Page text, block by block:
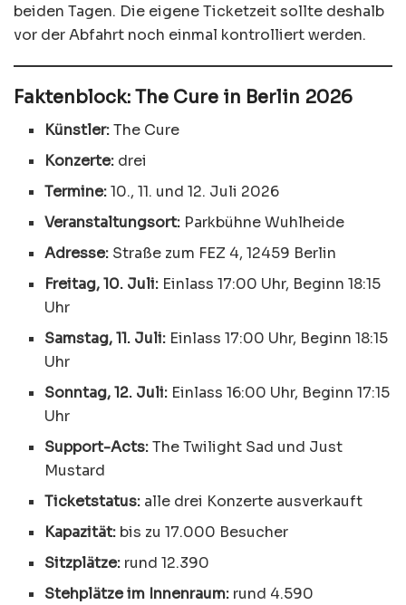
beiden Tagen. Die eigene Ticketzeit sollte deshalb
vor der Abfahrt noch einmal kontrolliert werden.
Faktenblock: The Cure in Berlin 2026
Künstler:The Cure
Konzerte: drei
Termine:10., 11. und 12. Juli 2026
Veranstaltungsort: Parkbühne Wuhlheide
Adresse: Straße zum FEZ 4, 12459 Berlin
Freitag, 10. Juli: Einlass 17:00 Uhr, Beginn 18:15
Uhr
Samstag, 11. Juli: Einlass 17:00 Uhr, Beginn 18:15
Uhr
Sonntag, 12. Juli: Einlass 16:00 Uhr, Beginn 17:15
Uhr
Support-Acts:The Twilight Sad und Just
Mustard
Ticketstatus: alle drei Konzerte ausverkauft
Kapazität: bis zu 17.000 Besucher
Sitzplätze: rund 12.390
Stehplätze im Innenraum: rund 4.590